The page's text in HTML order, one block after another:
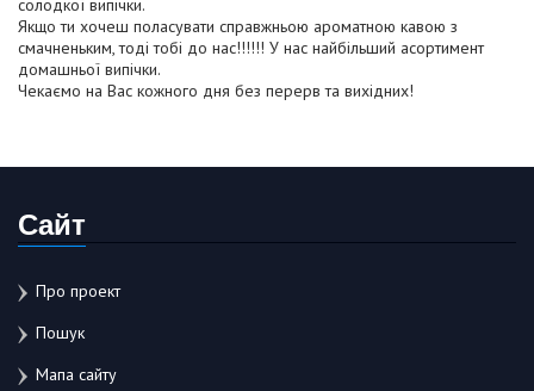
Якщо ти хочеш поласувати справжньою ароматною кавою з
смачненьким, тоді тобі до нас!!!!!! У нас найбільший асортимент
домашньої випічки.
Чекаємо на Вас кожного дня без перерв та вихідних!
Сайт
Про проект
Пошук
Мапа сайту